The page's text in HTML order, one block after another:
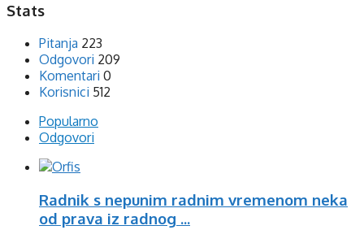
Stats
Pitanja 223
Odgovori 209
Komentari 0
Korisnici 512
Popularno
Odgovori
Radnik s nepunim radnim vremenom neka
od prava iz radnog ...